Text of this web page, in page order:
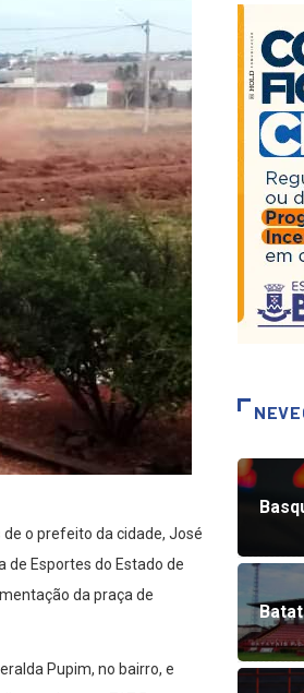
o prefeito da cidade, José
de Esportes do Estado de
da praça de
Pupim, no bairro, e